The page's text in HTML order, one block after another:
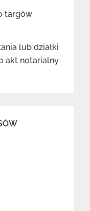
targów
lub działki
akt notarialny